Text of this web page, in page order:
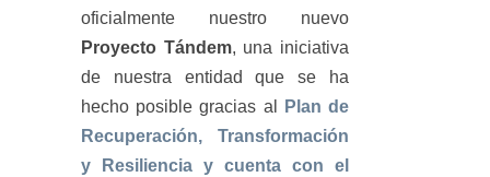
oficialmente nuestro nuevo
Proyecto Tándem, una iniciativa
de nuestra entidad que se ha
hecho posible gracias al
Plan de
Recuperación, Transformación
y Resiliencia y cuenta con el